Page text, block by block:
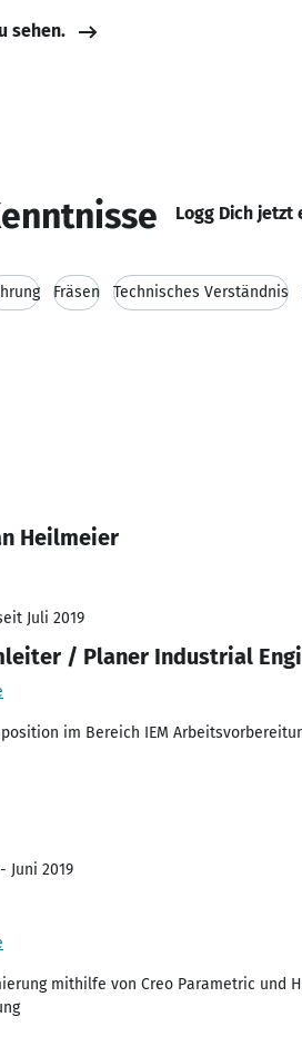
sehen.
Logg Dich jetzt
Fräsen Technisches Verständnis
Heilmeier
Juli 2019
/ Planer Industrial
im Bereich IEM
Juni 2019
mithilfe von Creo Parametric und